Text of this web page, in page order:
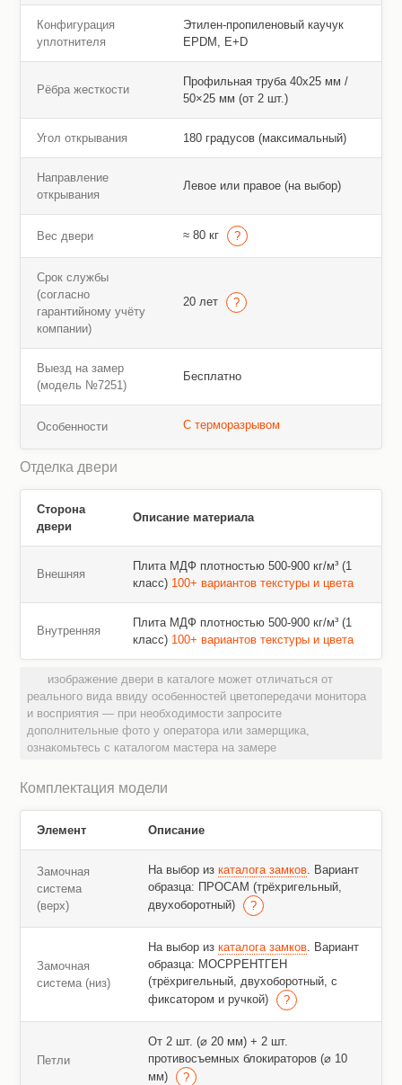
Конфигурация
уплотнителя
Этилен-пропиленовый каучук
EPDM, E+D
Рёбра жесткости
Профильная труба 40х25 мм /
50×25 мм (от 2 шт.)
Угол открывания 180 градусов (максимальный)
Направление
открывания
Левое или правое (на выбор)
Вес двери ≈ 80 кг
Срок службы
(согласно
гарантийному учёту
компании)
20 лет
Выезд на замер
(модель №7251)
Бесплатно
Особенности С терморазрывом
Отделка двери
Сторона
двери
Описание материала
Внешняя
Плита МДФ плотностью 500-900 кг/м³ (1
класс) 100+ вариантов текстуры и цвета
Внутренняя
Плита МДФ плотностью 500-900 кг/м³ (1
класс) 100+ вариантов текстуры и цвета
изображение двери в каталоге может отличаться от
реального вида ввиду особенностей цветопередачи монитора
и восприятия — при необходимости запросите
дополнительные фото у оператора или замерщика,
ознакомьтесь с каталогом мастера на замере
Комплектация модели
Элемент Описание
Замочная
система
(верх)
На выбор из каталога замков. Вариант
образца: ПРОСАМ (трёхригельный,
двухоборотный)
Замочная
система (низ)
На выбор из каталога замков. Вариант
образца: МОСРРЕНТГЕН
(трёхригельный, двухоборотный, с
фиксатором и ручкой)
Петли
От 2 шт. (⌀ 20 мм) + 2 шт.
противосъемных блокираторов (⌀ 10
мм)